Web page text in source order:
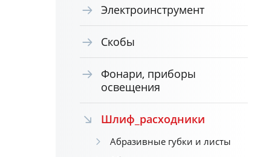
Электроинструмент
Скобы
Фонари, приборы
освещения
Шлиф_расходники
Абразивные губки и листы